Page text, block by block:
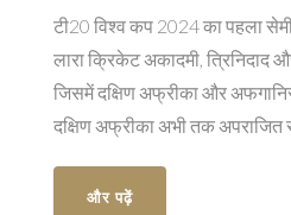
टी20 विश्व कप 2024 का पहला
लारा क्रिकेट अकादमी, त्रिनिदाद
जिसमें दक्षिण अफ्रीका और
दक्षिण अफ्रीका अभी तक अपराजित
किया है। मौसम रिपोर्ट के अनुसार
और पढ़ें